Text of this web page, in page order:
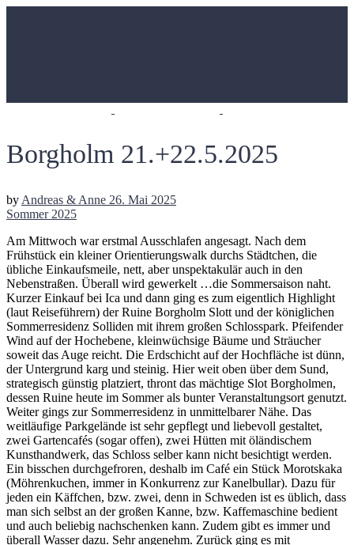
Borgholm 21.+22.5.2025
byAndreas & Anne 26. Mai 2025
Sommer 2025
Am Mittwoch war erstmal Ausschlafen angesagt. Nach dem
Frühstück ein kleiner Orientierungswalk durchs Städtchen, die
übliche Einkaufsmeile, nett, aber unspektakulär auch in den
Nebenstraßen. Überall wird gewerkelt …die Sommersaison naht.
Kurzer Einkauf bei Ica und dann ging es zum eigentlich Highlight
(laut Reiseführern) der Ruine Borgholm Slott und der königlichen
Sommerresidenz Solliden mit ihrem großen Schlosspark. Pfeifender
Wind auf der Hochebene, kleinwüchsige Bäume und Sträucher
soweit das Auge reicht. Die Erdschicht auf der Hochfläche ist dünn,
der Untergrund karg und steinig. Hier weit oben über dem Sund,
strategisch günstig platziert, thront das mächtige Slot Borgholmen,
dessen Ruine heute im Sommer als bunter Veranstaltungsort genutzt.
Weiter gings zur Sommerresidenz in unmittelbarer Nähe. Das
weitläufige Parkgelände ist sehr gepflegt und liebevoll gestaltet,
zwei Gartencafés (sogar offen), zwei Hütten mit öländischem
Kunsthandwerk, das Schloss selber kann nicht besichtigt werden.
Ein bisschen durchgefroren, deshalb im Café ein Stück Morotskaka
(Möhrenkuchen, immer in Konkurrenz zur Kanelbullar). Dazu für
jeden ein Käffchen, bzw. zwei, denn in Schweden ist es üblich, dass
man sich selbst an der großen Kanne, bzw. Kaffemaschine bedient
und auch beliebig nachschenken kann. Zudem gibt es immer und
überall Wasser dazu. Sehr angenehm. Zurück ging es mit